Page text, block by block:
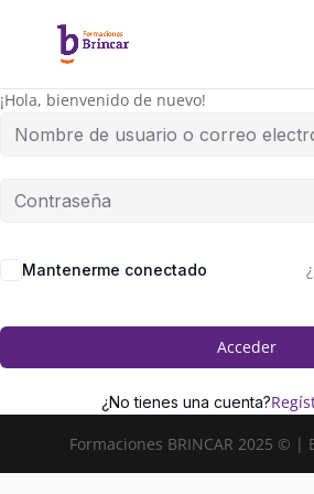
¡Hola, bienvenido de nuevo!
Mantenerme conectado
Acceder
¿No tienes una cuenta?
Formaciones BRINCAR 2025 © |